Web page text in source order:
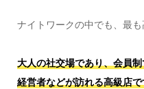
ナイトワークの中でも、最も
大人の社交場であり、会員
経営者などが訪れる高級店で